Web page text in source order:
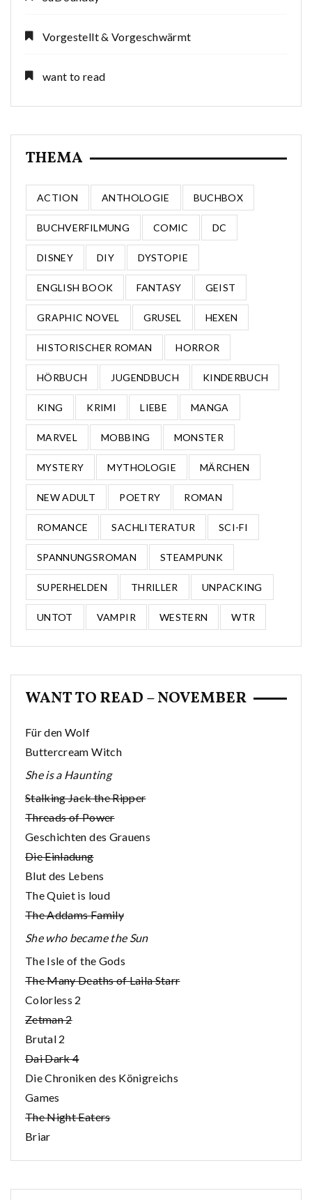
Vorgestellt & Vorgeschwärmt
want to read
THEMA
ACTION ANTHOLOGIE BUCHBOX
BUCHVERFILMUNG COMIC DC
DISNEY DIY DYSTOPIE
ENGLISH BOOK FANTASY GEIST
GRAPHIC NOVEL GRUSEL HEXEN
HISTORISCHER ROMAN HORROR
HÖRBUCH JUGENDBUCH KINDERBUCH
KING KRIMI LIEBE MANGA
MARVEL MOBBING MONSTER
MYSTERY MYTHOLOGIE MÄRCHEN
NEW ADULT POETRY ROMAN
ROMANCE SACHLITERATUR SCI-FI
SPANNUNGSROMAN STEAMPUNK
SUPERHELDEN THRILLER UNPACKING
UNTOT VAMPIR WESTERN WTR
WANT TO READ – NOVEMBER
Für den Wolf
Buttercream Witch
She is a Haunting
Stalking Jack the Ripper
Threads of Power
Geschichten des Grauens
Die Einladung
Blut des Lebens
The Quiet is loud
The Addams Family
She who became the Sun
The Isle of the Gods
The Many Deaths of Laila Starr
Colorless 2
Zetman 2
Brutal 2
Dai Dark 4
Die Chroniken des Königreichs
Games
The Night Eaters
Briar